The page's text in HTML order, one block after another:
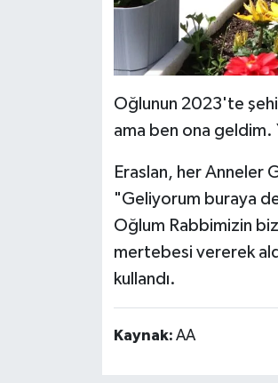
Oğlunun 2023'te
ama ben ona
Eraslan, her Anneler
"Geliyorum buraya
Oğlum Rabbimizin
mertebesi vererek
kullandı.
Kaynak: AA